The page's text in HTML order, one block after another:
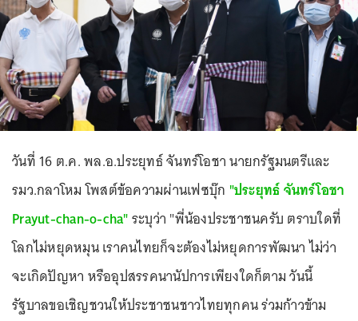
วันที่ 16 ต.ค. พล.อ.ประยุทธ์ จันทร์โอชา นายกรัฐมนตรีและ
รมว.กลาโหม โพสต์ข้อความผ่านเฟซบุ๊ก "ประยุทธ์ จันทร์โอชา
Prayut-chan-o-cha"ระบุว่า "พี่น้องประชาชนครับ ตราบใดที่
โลกไม่หยุดหมุน เราคนไทยก็จะต้องไม่หยุดการพัฒนา ไม่ว่า
จะเกิดปัญหา หรืออุปสรรคนานัปการเพียงใดก็ตาม วันนี้
รัฐบาลขอเชิญชวนให้ประชาชนชาวไทยทุกคน ร่วมก้าวข้าม